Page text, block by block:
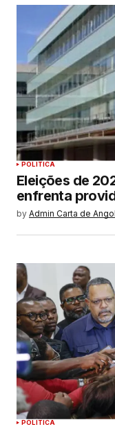
POLITICA
Eleições de
enfrenta
by Admin Carta de
POLITICA